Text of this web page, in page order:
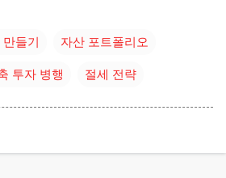
들기 자산 포트폴리오
투자 병행 절세 전략